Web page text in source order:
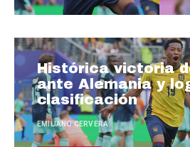
Histórica victoria
ante Alemania y
clasificación
EMILIANO CERVERA